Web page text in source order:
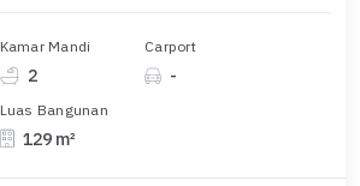
Kamar Mandi
2
Carport
-
Luas Bangunan
129 m²